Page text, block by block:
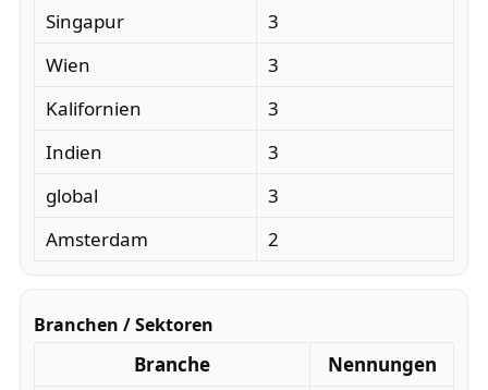
Singapur
3
Wien
3
Kalifornien
3
Indien
3
global
3
Amsterdam
2
Branchen / Sektoren
Branche
Nennungen